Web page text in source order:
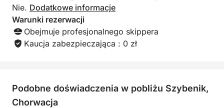
Nie. Dodatkowe informacje
Warunki rezerwacji
Obejmuje profesjonalnego skippera
Kaucja zabezpieczająca : 0 zł
Podobne doświadczenia w pobliżu Szybenik,
Chorwacja